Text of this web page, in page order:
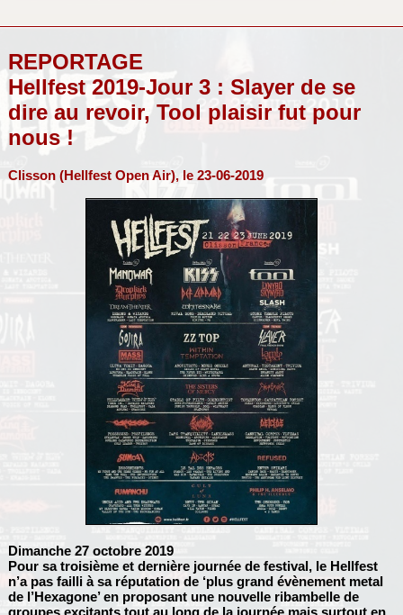
REPORTAGE
Hellfest 2019-Jour 3 : Slayer de se
dire au revoir, Tool plaisir fut pour
nous !
Clisson (Hellfest Open Air), le 23-06-2019
Dimanche 27 octobre 2019
Pour sa troisième et dernière journée de festival, le Hellfest
n’a pas failli à sa réputation de ‘plus grand évènement metal
de l’Hexagone’ en proposant une nouvelle ribambelle de
groupes excitants tout au long de la journée mais surtout en